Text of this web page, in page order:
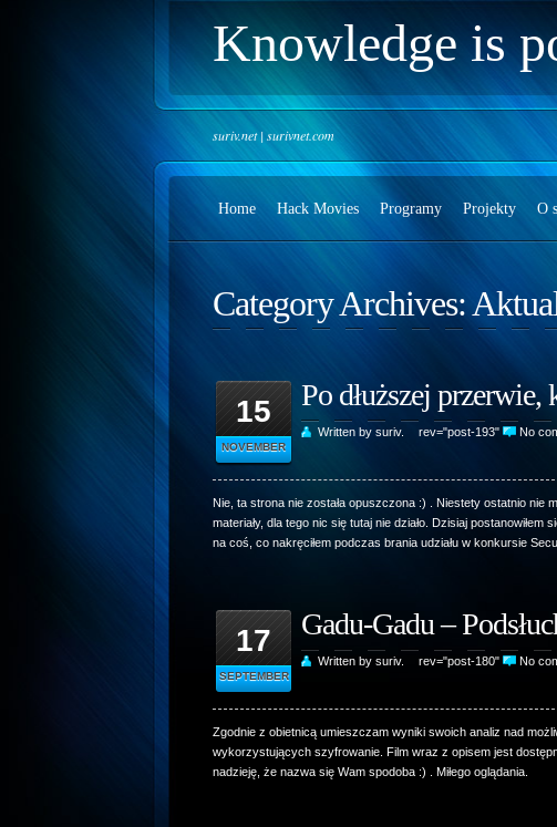
Knowledge is
suriv.net | surivnet.com
Home Hack Movies Programy Projekty O
Category Archives:
15
NOVEMBER
Po dłuższej
Written by suriv. rev="post-193" No
Nie, ta strona nie została opuszczona :) . Niestety ostatnio nie
materiały, dla tego nic się tutaj nie działo. Dzisiaj
na coś, co nakręciłem podczas brania udziału w konkursie
17
SEPTEMBER
Gadu-Gadu –
Written by suriv. rev="post-180" No
Zgodnie z obietnicą umieszczam wyniki swoich analiz nad
wykorzystujących szyfrowanie. Film wraz z opisem jest
nadzieję, że nazwa się Wam spodoba :) . Miłego oglądania.